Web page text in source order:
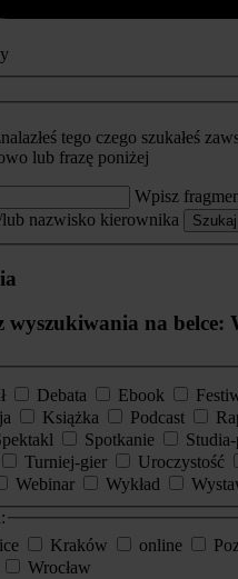
tego czego szukałeś
lub frazę poniżej
Wpisz
nazwisko kierownika
Szukaj
na belce:
Debata Ebook
Książka Podcast
Spotkanie
Turniej-gier Uroczystość
Webinar Wykład
Kraków online
Wrocław